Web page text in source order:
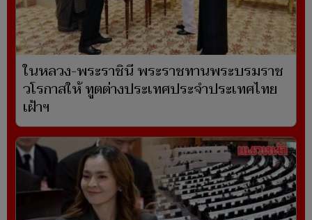
ในหลวง-พระราชินี พระราชทานพระบรมราช
วโรกาสให้ ทูตต่างประเทศประจำประเทศไทย
เฝ้าฯ